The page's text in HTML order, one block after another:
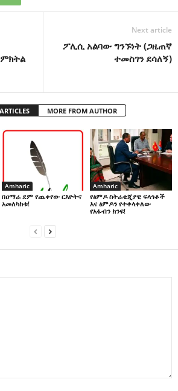
Next article
ፖሊሲ አልባው ግንኙነት (ጋዜጠኛ
ተመስገን ደሳለኝ)
MORE FROM AUTHOR
Amharic
በዐማራ ደም የጨቀየው ርእዮትና
አመለካከቱ!
Amharic
የፅምዶ ስትራቴጂያዊ ፍላጎቶች
እና ፅምዶን የተቀላቀለው
የአፋብን ክንፍ!